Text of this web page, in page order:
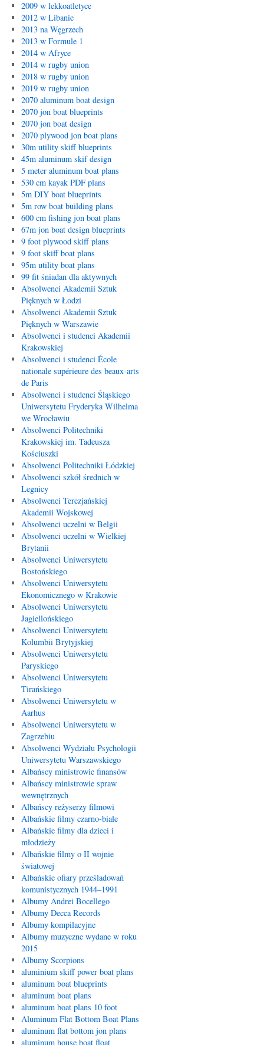
2009 w lekkoatletyce
2012 w Libanie
2013 na Węgrzech
2013 w Formule 1
2014 w Afryce
2014 w rugby union
2018 w rugby union
2019 w rugby union
2070 aluminum boat design
2070 jon boat blueprints
2070 jon boat design
2070 plywood jon boat plans
30m utility skiff blueprints
45m aluminum skif design
5 meter aluminum boat plans
530 cm kayak PDF plans
5m DIY boat blueprints
5m row boat building plans
600 cm fishing jon boat plans
67m jon boat design blueprints
9 foot plywood skiff plans
9 foot skiff boat plans
95m utility boat plans
99 fit śniadan dla aktywnych
Absolwenci Akademii Sztuk
Pięknych w Łodzi
Absolwenci Akademii Sztuk
Pięknych w Warszawie
Absolwenci i studenci Akademii
Krakowskiej
Absolwenci i studenci École
nationale supérieure des beaux-arts
de Paris
Absolwenci i studenci Śląskiego
Uniwersytetu Fryderyka Wilhelma
we Wrocławiu
Absolwenci Politechniki
Krakowskiej im. Tadeusza
Kościuszki
Absolwenci Politechniki Łódzkiej
Absolwenci szkół średnich w
Legnicy
Absolwenci Terezjańskiej
Akademii Wojskowej
Absolwenci uczelni w Belgii
Absolwenci uczelni w Wielkiej
Brytanii
Absolwenci Uniwersytetu
Bostońskiego
Absolwenci Uniwersytetu
Ekonomicznego w Krakowie
Absolwenci Uniwersytetu
Jagiellońskiego
Absolwenci Uniwersytetu
Kolumbii Brytyjskiej
Absolwenci Uniwersytetu
Paryskiego
Absolwenci Uniwersytetu
Tirańskiego
Absolwenci Uniwersytetu w
Aarhus
Absolwenci Uniwersytetu w
Zagrzebiu
Absolwenci Wydziału Psychologii
Uniwersytetu Warszawskiego
Albańscy ministrowie finansów
Albańscy ministrowie spraw
wewnętrznych
Albańscy reżyserzy filmowi
Albańskie filmy czarno-białe
Albańskie filmy dla dzieci i
młodzieży
Albańskie filmy o II wojnie
światowej
Albańskie ofiary prześladowań
komunistycznych 1944–1991
Albumy Andrei Bocellego
Albumy Decca Records
Albumy kompilacyjne
Albumy muzyczne wydane w roku
2015
Albumy Scorpions
aluminium skiff power boat plans
aluminum boat blueprints
aluminum boat plans
aluminum boat plans 10 foot
Aluminum Flat Bottom Boat Plans
aluminum flat bottom jon plans
aluminum house boat float